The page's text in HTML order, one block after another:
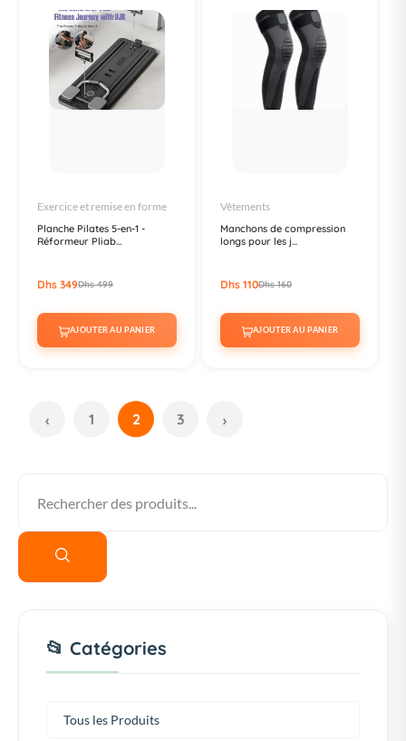
Exercice et remise en forme
Planche Pilates 5-en-1 -
Réformeur Pliab...
Dhs 349Dhs 499
AJOUTER AU PANIER
Vêtements
Manchons de compression
longs pour les j...
Dhs 110Dhs 160
AJOUTER AU PANIER
‹ 1 2 3 ›
📂 Catégories
Tous les Produits